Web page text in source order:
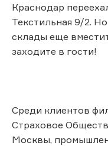
Краснодар
Текстильная 9/2.
склады еще
заходите в гости!
Среди клиентов
Страховое
Москвы,